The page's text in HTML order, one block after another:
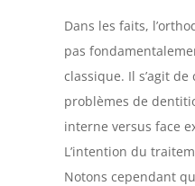
Dans les faits,
pas
classique. Il s’agit
problèmes de
interne versus face
L’intention du
Notons cependant